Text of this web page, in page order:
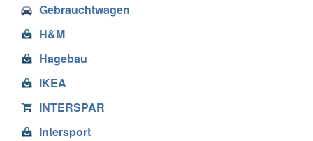
Gebrauchtwagen
H&M
Hagebau
IKEA
INTERSPAR
Intersport